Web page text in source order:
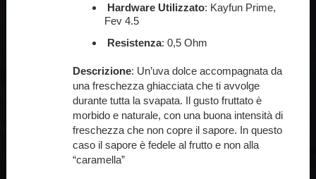
Hardware Utilizzato: Kayfun Prime,
Fev 4.5
Resistenza: 0,5 Ohm
Descrizione: Un’uva dolce accompagnata da
una freschezza ghiacciata che ti avvolge
durante tutta la svapata. Il gusto fruttato è
morbido e naturale, con una buona intensità di
freschezza che non copre il sapore. In questo
caso il sapore è fedele al frutto e non alla
“caramella”